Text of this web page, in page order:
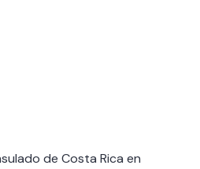
de Costa Rica en